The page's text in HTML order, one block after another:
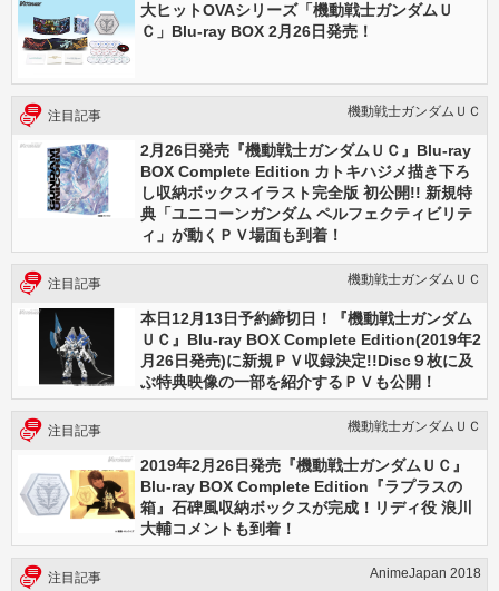
大ヒットOVAシリーズ「機動戦士ガンダムＵ
Ｃ」Blu-ray BOX 2月26日発売！
注目記事 機動戦士ガンダムＵＣ
2月26日発売『機動戦士ガンダムＵＣ』Blu-ray
BOX Complete Edition カトキハジメ描き下ろ
し収納ボックスイラスト完全版 初公開!! 新規特
典「ユニコーンガンダム ペルフェクティビリテ
ィ」が動くＰＶ場面も到着！
注目記事 機動戦士ガンダムＵＣ
本日12月13日予約締切日！『機動戦士ガンダム
ＵＣ』Blu-ray BOX Complete Edition(2019年2
月26日発売)に新規ＰＶ収録決定!!Disc９枚に及
ぶ特典映像の一部を紹介するＰＶも公開！
注目記事 機動戦士ガンダムＵＣ
2019年2月26日発売『機動戦士ガンダムＵＣ』
Blu-ray BOX Complete Edition『ラプラスの
箱』石碑風収納ボックスが完成！リディ役 浪川
大輔コメントも到着！
注目記事 AnimeJapan 2018